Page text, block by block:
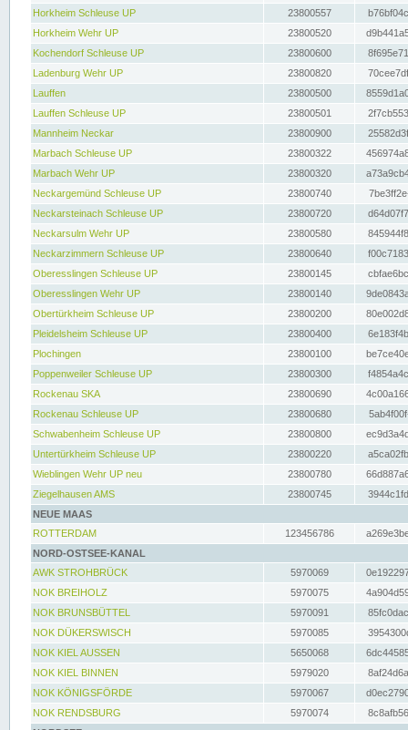
Horkheim Schleuse UP
23800557
Horkheim Wehr UP
23800520
Kochendorf Schleuse UP
23800600
Ladenburg Wehr UP
23800820
Lauffen
23800500
Lauffen Schleuse UP
23800501
Mannheim Neckar
23800900
Marbach Schleuse UP
23800322
Marbach Wehr UP
23800320
Neckargemünd Schleuse UP
23800740
Neckarsteinach Schleuse UP
23800720
Neckarsulm Wehr UP
23800580
Neckarzimmern Schleuse UP
23800640
Oberesslingen Schleuse UP
23800145
Oberesslingen Wehr UP
23800140
Obertürkheim Schleuse UP
23800200
Pleidelsheim Schleuse UP
23800400
Plochingen
23800100
Poppenweiler Schleuse UP
23800300
Rockenau SKA
23800690
Rockenau Schleuse UP
23800680
Schwabenheim Schleuse UP
23800800
Untertürkheim Schleuse UP
23800220
Wieblingen Wehr UP neu
23800780
Ziegelhausen AMS
23800745
NEUE MAAS
ROTTERDAM
123456786
NORD-OSTSEE-KANAL
AWK STROHBRÜCK
5970069
NOK BREIHOLZ
5970075
NOK BRUNSBÜTTEL
5970091
NOK DÜKERSWISCH
5970085
NOK KIEL AUSSEN
5650068
NOK KIEL BINNEN
5979020
NOK KÖNIGSFÖRDE
5970067
NOK RENDSBURG
5970074